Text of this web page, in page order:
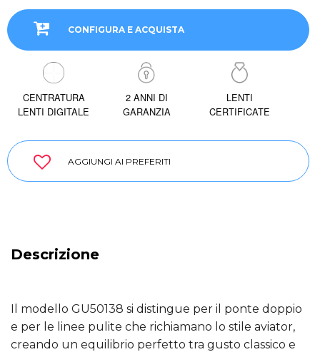
CONFIGURA E ACQUISTA
CENTRATURA
LENTI DIGITALE
2 ANNI DI
GARANZIA
LENTI
CERTIFICATE
AGGIUNGI AI PREFERITI
Descrizione
Il modello GU50138 si distingue per il ponte doppio
e per le linee pulite che richiamano lo stile aviator,
creando un equilibrio perfetto tra gusto classico e